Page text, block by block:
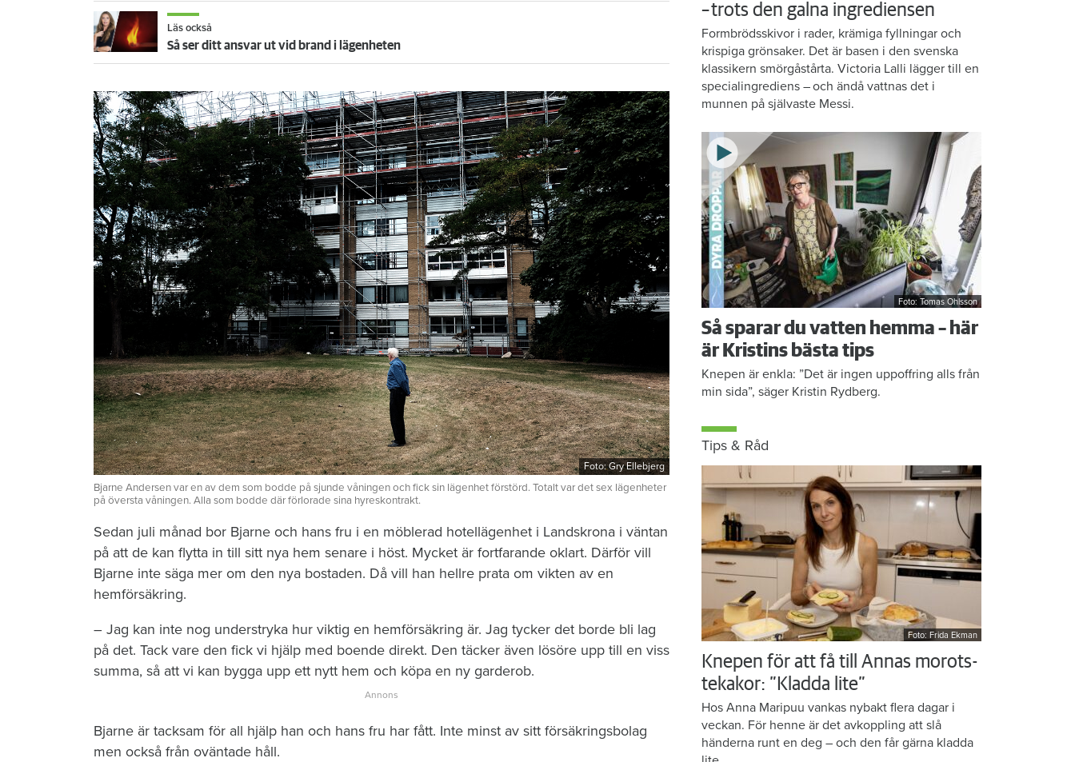
Läs också
Så ser ditt ansvar ut vid brand i lägenheten
Foto: Gry Ellebjerg
Bjarne Andersen var en av dem som bodde på sjunde våningen och fick sin lägenhet förstörd. Totalt var det sex lägenheter
på översta våningen. Alla som bodde där förlorade sina hyreskontrakt.
Sedan juli månad bor Bjarne och hans fru i en möblerad hotellägenhet i Landskrona i väntan
på att de kan flytta in till sitt nya hem senare i höst. Mycket är fortfarande oklart. Därför vill
Bjarne inte säga mer om den nya bostaden. Då vill han hellre prata om vikten av en
hemförsäkring.
– Jag kan inte nog understryka hur viktig en hemförsäkring är. Jag tycker det borde bli lag
på det. Tack vare den fick vi hjälp med boende direkt. Den täcker även lösöre upp till en viss
summa, så att vi kan bygga upp ett nytt hem och köpa en ny garderob.
Bjarne är tacksam för all hjälp han och hans fru har fått. Inte minst av sitt försäkringsbolag
men också från oväntade håll.
– trots den galna ingrediensen
Formbrödsskivor i rader, krämiga fyllningar och
krispiga grönsaker. Det är basen i den svenska
klassikern smörgåstårta. Victoria Lalli lägger till en
specialingrediens – och ändå vattnas det i
munnen på självaste Messi.
Foto: Tomas Ohlsson
Så sparar du vatten hemma – här
är Kristins bästa tips
Knepen är enkla: ”Det är ingen uppoffring alls från
min sida”, säger Kristin Rydberg.
Tips & Råd
Foto: Frida Ekman
Knepen för att få till Annas morots-
tekakor: ”Kladda lite”
Hos Anna Maripuu vankas nybakt flera dagar i
veckan. För henne är det avkoppling att slå
händerna runt en deg – och den får gärna kladda